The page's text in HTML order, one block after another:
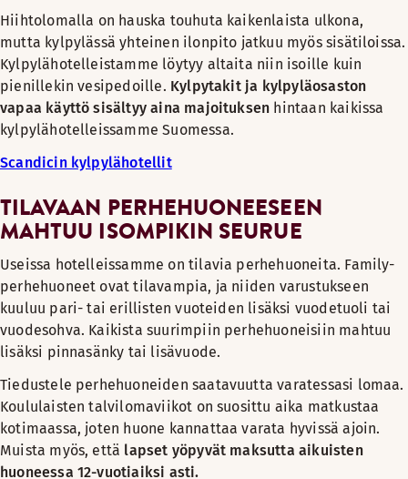
Hiihtolomalla on hauska touhuta kaikenlaista ulkona,
mutta kylpylässä yhteinen ilonpito jatkuu myös sisätiloissa.
Kylpylähotelleistamme löytyy altaita niin isoille kuin
pienillekin vesipedoille. Kylpytakit ja kylpyläosaston
vapaa käyttö sisältyy aina majoituksen hintaan kaikissa
kylpylähotelleissamme Suomessa.
Scandicin kylpylähotellit
TILAVAAN PERHEHUONEESEEN
MAHTUU ISOMPIKIN SEURUE
Useissa hotelleissamme on tilavia perhehuoneita. Family-
perhehuoneet ovat tilavampia, ja niiden varustukseen
kuuluu pari- tai erillisten vuoteiden lisäksi vuodetuoli tai
vuodesohva. Kaikista suurimpiin perhehuoneisiin mahtuu
lisäksi pinnasänky tai lisävuode.
Tiedustele perhehuoneiden saatavuutta varatessasi lomaa.
Koululaisten talvilomaviikot on suosittu aika matkustaa
kotimaassa, joten huone kannattaa varata hyvissä ajoin.
Muista myös, että lapset yöpyvät maksutta aikuisten
huoneessa 12-vuotiaiksi asti.